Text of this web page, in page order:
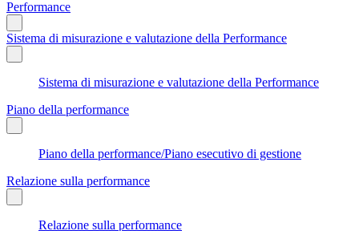
Performance
Sistema di misurazione e valutazione della Performance
Sistema di misurazione e valutazione della Performance
Piano della performance
Piano della performance/Piano esecutivo di gestione
Relazione sulla performance
Relazione sulla performance